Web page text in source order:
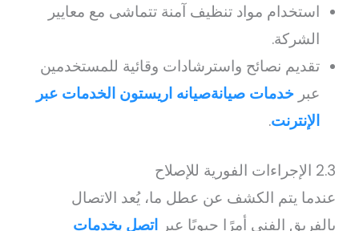
استخدام مواد تنظيف آمنة تتماشى مع معايير
الشركة.
تقديم نصائح واسترشادات وقائية للمستخدمين
عبرخدمات صيانةصيانه اريستون الخدمات عبر
الإنترنت.
2.3 الإجراءات الفورية للإصلاح
عندما يتم الكشف عن عطل ما، يُعد الاتصال
بالفريق الفني أمرًا حيويًا عبراتصل بخدمات